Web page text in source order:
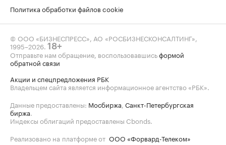
Политика обработки файлов cookie
© ООО «БИЗНЕСПРЕСС», АО «РОСБИЗНЕСКОНСАЛТИНГ»,
1995–2026 18+
Отправьте нам обращение, воспользовавшисьформой
обратной связи
Акции и спецпредложения РБК
Владельцем сайта является информационное агентство «РБК».
Данные предоставлены: Мосбиржа Санкт-Петербургская
биржа
Индексы облигаций предоставлены Cbonds.
Реализовано на платформе от ООО «Форвард-Телеком»